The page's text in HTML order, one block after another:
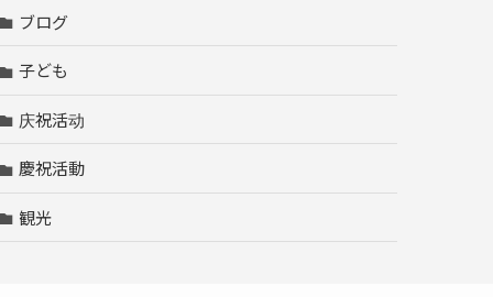
ブログ
子ども
庆祝活动
慶祝活動
観光